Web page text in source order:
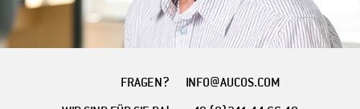
FRAGEN?
INFO@AUCOS.COM